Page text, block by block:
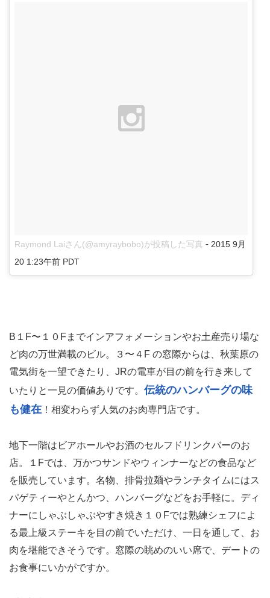
Raymond Laiさん(@amyraybobo)が投稿した写真 - 2015 9月
20 1:23午前 PDT
B１F〜１０Fまでインアフォメーションやお土産売り場な
ど肉の万世満載のビル。３〜４F の窓際からは、秋葉原の
電気街を一望できたり、JRの電車が目の前を行き来して
いたりと一見の価値ありです。 伝統のハンバーグの味
も健在 ！相変わらず人気のお肉専門店です。
地下一階はビアホールやお酒のセルフドリンクバーのお
店。１Fでは、万かつサンドやウィンナーなどの食品など
を販売しています。名物、排骨拉麺やランチタイムにはス
パゲティーやとんかつ、ハンバーグなどをお手軽に。ディ
ナーにしゃぶしゃぶやすき焼き１０Fでは熟練シェフによ
る最上級ステーキを目の前でいただけ、一日を通して、お
肉を堪能できそうです。窓際の眺めのいい席で、デートの
お食事にいかがですか。